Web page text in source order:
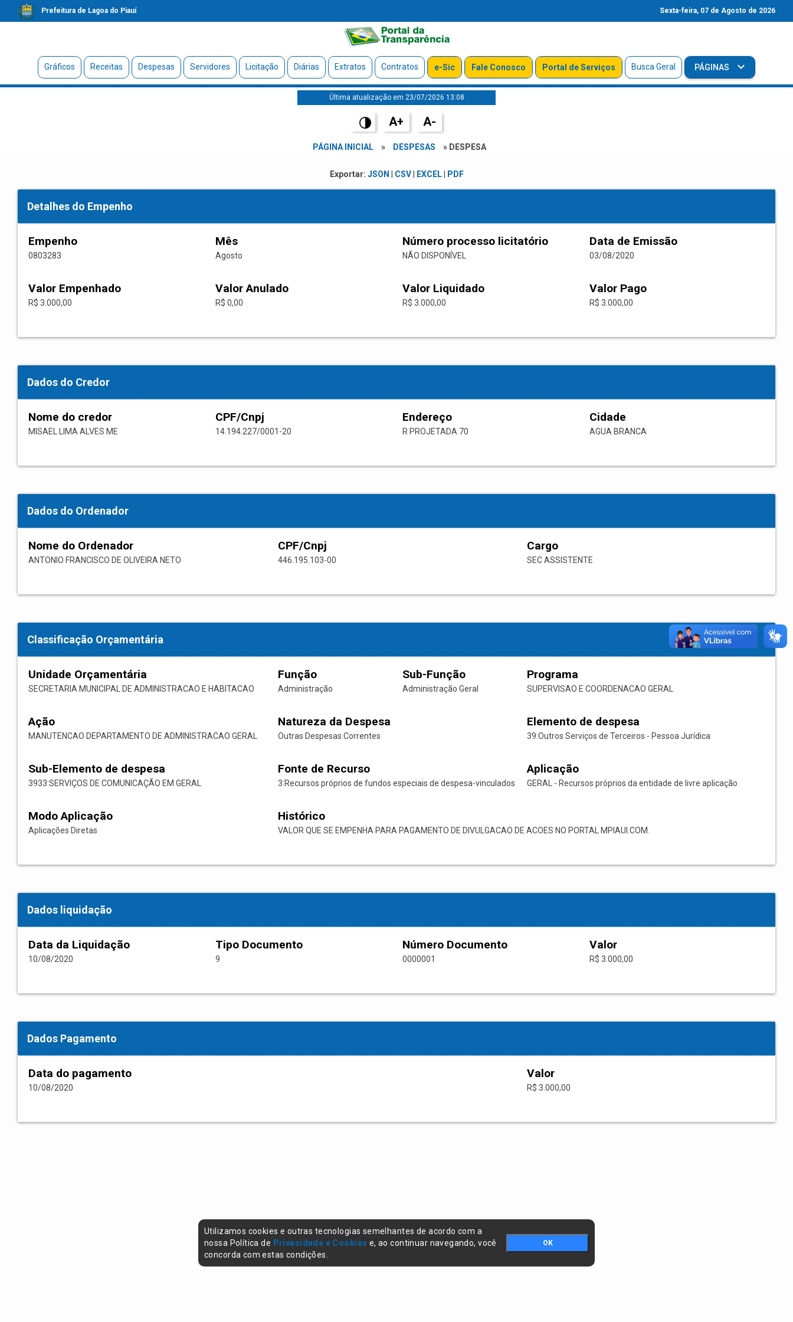
Prefeitura de Lagoa do Piauí Sexta-feira, 07 de Agosto de 2026
Gráficos Receitas Despesas Servidores Licitação Diárias Extratos Contratos e-Sic Fale Conosco Portal de Serviços Busca Geral PÁGINAS
Última atualização em 23/07/2026 13:08
A+ A-
PÁGINA INICIAL » DESPESAS » DESPESA
Exportar: JSON CSV| EXCEL| PDF
Detalhes do Empenho
Empenho
0803283
Mês
Agosto
Número processo licitatório
NÃO DISPONÍVEL
Data de Emissão
03/08/2020
Valor Empenhado
R$ 3.000,00
Valor Anulado
R$ 0,00
Valor Liquidado
R$ 3.000,00
Valor Pago
R$ 3.000,00
Dados do Credor
Nome do credor
MISAEL LIMA ALVES ME
CPF/Cnpj
14.194.227/0001-20
Endereço
R PROJETADA 70
Cidade
AGUA BRANCA
Dados do Ordenador
Nome do Ordenador
ANTONIO FRANCISCO DE OLIVEIRA NETO
CPF/Cnpj
446.195.103-00
Cargo
SEC ASSISTENTE
Classificação Orçamentária
Unidade Orçamentária
SECRETARIA MUNICIPAL DE ADMINISTRACAO E HABITACAO
Função
Administração
Sub-Função
Administração Geral
Programa
SUPERVISAO E COORDENACAO GERAL
Ação
MANUTENCAO DEPARTAMENTO DE ADMINISTRACAO GERAL
Natureza da Despesa
Outras Despesas Correntes
Elemento de despesa
39:Outros Serviços de Terceiros - Pessoa Jurídica
Sub-Elemento de despesa
3933:SERVIÇOS DE COMUNICAÇÃO EM GERAL
Fonte de Recurso
3:Recursos próprios de fundos especiais de despesa-vinculados
Aplicação
GERAL - Recursos próprios da entidade de livre aplicação
Modo Aplicação
Aplicações Diretas
Histórico
VALOR QUE SE EMPENHA PARA PAGAMENTO DE DIVULGACAO DE ACOES NO PORTAL MPIAUI.COM.
Dados liquidação
Data da Liquidação
10/08/2020
Tipo Documento
9
Número Documento
0000001
Valor
R$ 3.000,00
Dados Pagamento
Data do pagamento
10/08/2020
Valor
R$ 3.000,00
Utilizamos cookies e outras tecnologias semelhantes de acordo com a
nossa Política de Privacidade e Cookies e, ao continuar navegando, você
concorda com estas condições.
OK